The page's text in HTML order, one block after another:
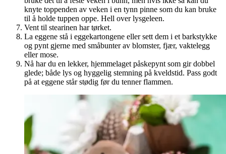
knyte toppenden av veken i en tynn pinne som du kan bruke
til å holde tuppen oppe. Hell over lysgeleen.
Vent til stearinen har tørket.
La eggene stå i eggekartongene eller sett dem i et barkstykke
og pynt gjerne med småbunter av blomster, fjær, vaktelegg
eller mose.
Nå har du en lekker, hjemmelaget påskepynt som gir dobbel
glede; både lys og hyggelig stemning på kveldstid. Pass godt
på at eggene står stødig før du tenner flammen.